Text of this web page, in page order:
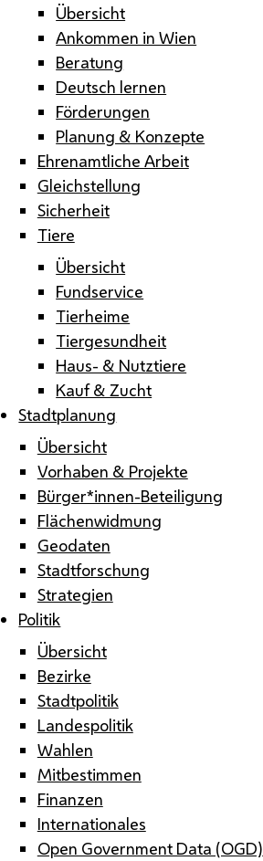
Übersicht
Ankommen in Wien
Beratung
Deutsch lernen
Förderungen
Planung & Konzepte
Ehrenamtliche Arbeit
Gleichstellung
Sicherheit
Tiere
Übersicht
Fundservice
Tierheime
Tiergesundheit
Haus- & Nutztiere
Kauf & Zucht
Stadtplanung
Übersicht
Vorhaben & Projekte
Bürger*innen-Beteiligung
Flächenwidmung
Geodaten
Stadtforschung
Strategien
Politik
Übersicht
Bezirke
Stadtpolitik
Landespolitik
Wahlen
Mitbestimmen
Finanzen
Internationales
Open Government Data (OGD)